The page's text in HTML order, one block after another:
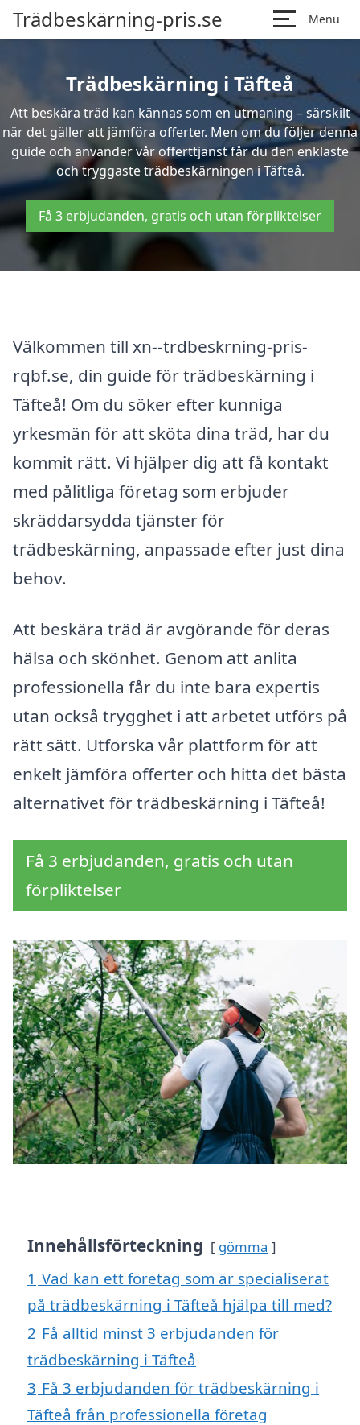
Trädbeskärning-pris.se Menu
Trädbeskärning i Täfteå
Att beskära träd kan kännas som en utmaning – särskilt
när det gäller att jämföra offerter. Men om du följer denna
guide och använder vår offerttjänst får du den enklaste
och tryggaste trädbeskärningen i Täfteå.
Få 3 erbjudanden, gratis och utan förpliktelser
Välkommen till xn--trdbeskrning-pris-
rqbf.se, din guide för trädbeskärning i
Täfteå! Om du söker efter kunniga
yrkesmän för att sköta dina träd, har du
kommit rätt. Vi hjälper dig att få kontakt
med pålitliga företag som erbjuder
skräddarsydda tjänster för
trädbeskärning, anpassade efter just dina
behov.
Att beskära träd är avgörande för deras
hälsa och skönhet. Genom att anlita
professionella får du inte bara expertis
utan också trygghet i att arbetet utförs på
rätt sätt. Utforska vår plattform för att
enkelt jämföra offerter och hitta det bästa
alternativet för trädbeskärning i Täfteå!
Få 3 erbjudanden, gratis och utan
förpliktelser
Innehållsförteckning gömma
1 Vad kan ett företag som är specialiserat
på trädbeskärning i Täfteå hjälpa till med?
2 Få alltid minst 3 erbjudanden för
trädbeskärning i Täfteå
3 Få 3 erbjudanden för trädbeskärning i
Täfteå från professionella företag